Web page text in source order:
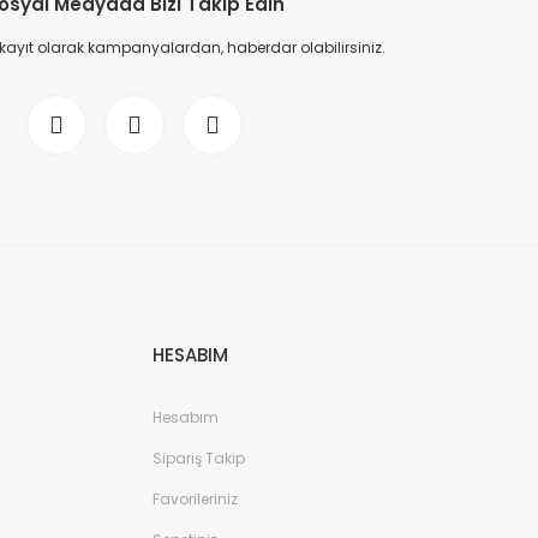
olarak kampanyalardan, haberdar olabilirsiniz.
HESABIM
Hesabım
Sipariş Takip
Favorileriniz